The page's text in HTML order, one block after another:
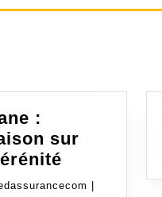
:
sur
Caravane